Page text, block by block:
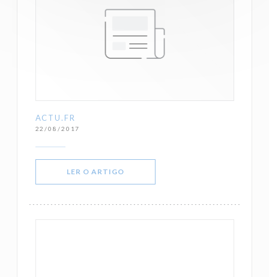
ACTU.FR
22/08/2017
LER O ARTIGO((ABRE NUMA NOVA JANELA))